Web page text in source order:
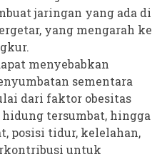
jaringan yang ada di
yang mengarah ke
menyebabkan
sementara
dari faktor obesitas
tersumbat, hingga
posisi tidur, kelelahan,
untuk